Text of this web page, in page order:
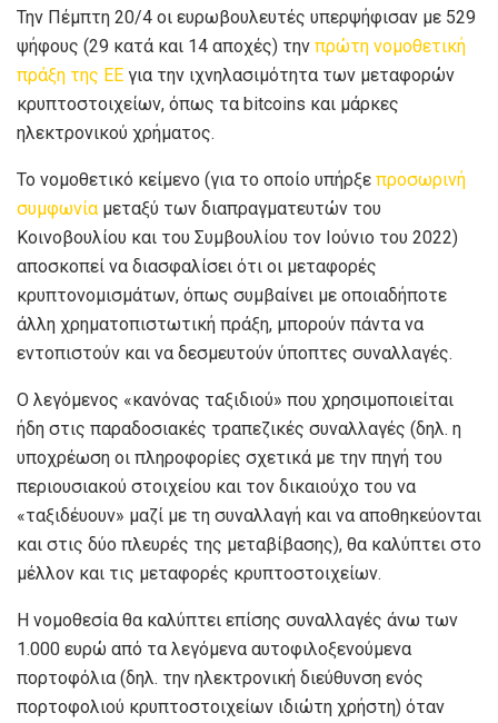
Την Πέμπτη 20/4 οι ευρωβουλευτές υπερψήφισαν με 529
ψήφους (29 κατά και 14 αποχές) την πρώτη νομοθετική
πράξη της ΕΕ για την ιχνηλασιμότητα των μεταφορών
κρυπτοστοιχείων, όπως τα bitcoins και μάρκες
ηλεκτρονικού χρήματος.
Το νομοθετικό κείμενο (για το οποίο υπήρξε προσωρινή
συμφωνία μεταξύ των διαπραγματευτών του
Κοινοβουλίου και του Συμβουλίου τον Ιούνιο του 2022)
αποσκοπεί να διασφαλίσει ότι οι μεταφορές
κρυπτονομισμάτων, όπως συμβαίνει με οποιαδήποτε
άλλη χρηματοπιστωτική πράξη, μπορούν πάντα να
εντοπιστούν και να δεσμευτούν ύποπτες συναλλαγές.
Ο λεγόμενος «κανόνας ταξιδιού» που χρησιμοποιείται
ήδη στις παραδοσιακές τραπεζικές συναλλαγές (δηλ. η
υποχρέωση οι πληροφορίες σχετικά με την πηγή του
περιουσιακού στοιχείου και τον δικαιούχο του να
«ταξιδέυουν» μαζί με τη συναλλαγή και να αποθηκεύονται
και στις δύο πλευρές της μεταβίβασης), θα καλύπτει στο
μέλλον και τις μεταφορές κρυπτοστοιχείων.
Η νομοθεσία θα καλύπτει επίσης συναλλαγές άνω των
1.000 ευρώ από τα λεγόμενα αυτοφιλοξενούμενα
πορτοφόλια (δηλ. την ηλεκτρονική διεύθυνση ενός
πορτοφολιού κρυπτοστοιχείων ιδιώτη χρήστη) όταν